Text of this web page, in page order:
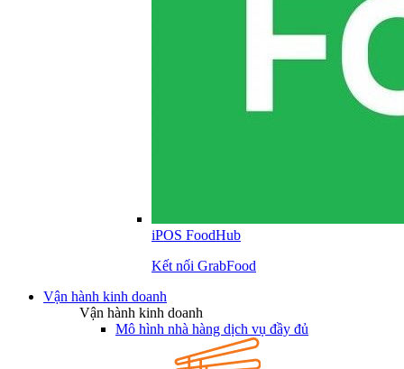
iPOS FoodHub
Kết nối GrabFood
Vận hành kinh doanh
Vận hành kinh doanh
Mô hình nhà hàng dịch vụ đầy đủ